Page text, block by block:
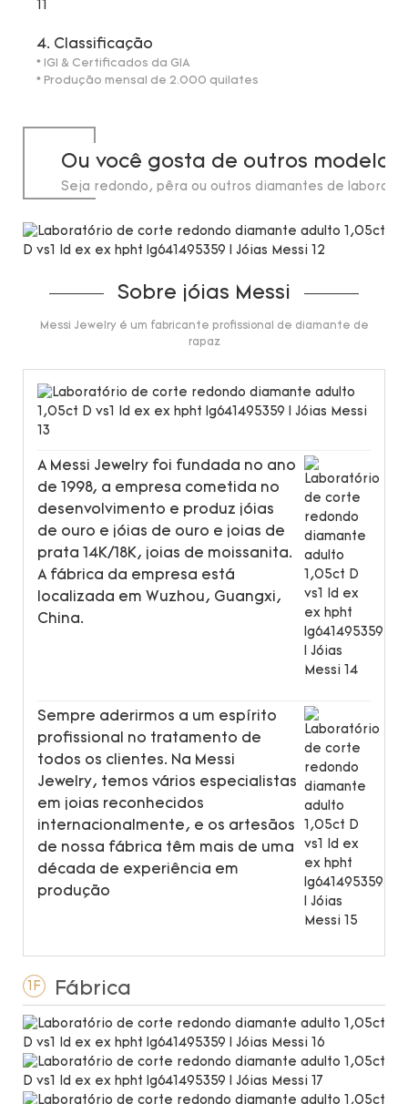
4. Classificação
* IGI & Certificados da GIA
* Produção mensal de 2.000 quilates
Ou você gosta de outros
Seja redondo, pêra ou outros diamantes de
Sobre jóias Messi
Messi Jewelry é um fabricante profissional de diamante de
rapaz
A Messi Jewelry foi fundada no ano
de 1998, a empresa cometida no
desenvolvimento e produz jóias
de ouro e jóias de ouro e joias de
prata 14K/18K, joias de moissanita.
A fábrica da empresa está
localizada em Wuzhou, Guangxi,
China.
Sempre aderirmos a um espírito
profissional no tratamento de
todos os clientes. Na Messi
Jewelry, temos vários especialistas
em joias reconhecidos
internacionalmente, e os artesãos
de nossa fábrica têm mais de uma
década de experiência em
produção
1F Fábrica